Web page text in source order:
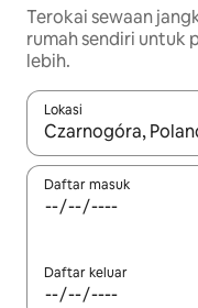
Terokai sewaan
rumah sendiri untuk
lebih.
Lokasi
Apabila hasil
Daftar masuk
Daftar keluar